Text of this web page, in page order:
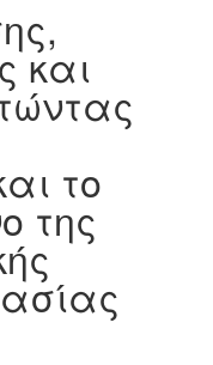
και
το
της